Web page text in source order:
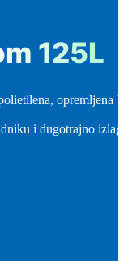
125L
opremljena
i dugotrajno